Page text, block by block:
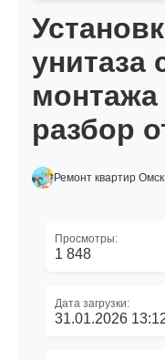
унитаза
разбор
Ремонт квартир Омск
Просмотры:
1 848
Дата загрузки:
31.01.2026